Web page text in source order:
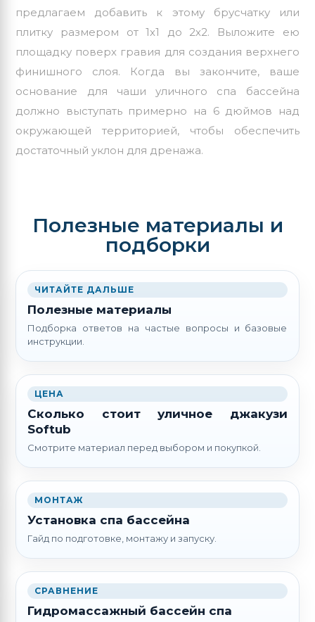
предлагаем добавить к этому брусчатку или
плитку размером от 1х1 до 2х2. Выложите ею
площадку поверх гравия для создания верхнего
финишного слоя. Когда вы закончите, ваше
основание для чаши уличного спа бассейна
должно выступать примерно на 6 дюймов над
окружающей территорией, чтобы обеспечить
достаточный уклон для дренажа.
Полезные материалы и
подборки
ЧИТАЙТЕ ДАЛЬШЕ
Полезные материалы
Подборка ответов на частые вопросы и базовые
инструкции.
ЦЕНА
Сколько стоит уличное джакузи
Softub
Смотрите материал перед выбором и покупкой.
МОНТАЖ
Установка спа бассейна
Гайд по подготовке, монтажу и запуску.
СРАВНЕНИЕ
Гидромассажный бассейн спа